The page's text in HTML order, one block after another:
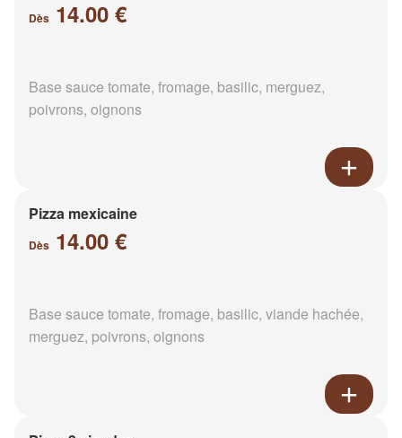
Dès 14.00 €
Base sauce tomate, fromage, basilic, merguez,
poivrons, oignons
Pizza mexicaine
Dès 14.00 €
Base sauce tomate, fromage, basilic, viande hachée,
merguez, poivrons, oignons